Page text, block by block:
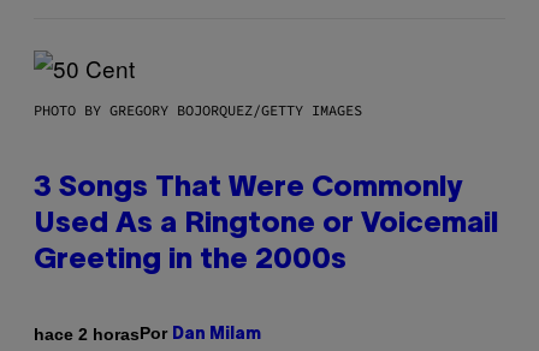
PHOTO BY GREGORY BOJORQUEZ/GETTY IMAGES
3 Songs That Were Commonly
Used As a Ringtone or Voicemail
Greeting in the 2000s
hace 2 horasPor Dan Milam